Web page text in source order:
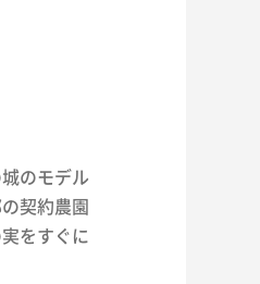
のモデル
契約農園
をすぐに